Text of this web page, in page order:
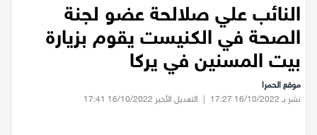
دير حنا
سخنين
عرابة
النائب علي صلالحة عضو لجنة
الصحة في الكنيست يقوم بزيارة
بيت المسنين في يركا
موقع الحمرا
نشر بـ 16/10/2022 17:27
| التعديل الأخير 16/10/2022 17:41